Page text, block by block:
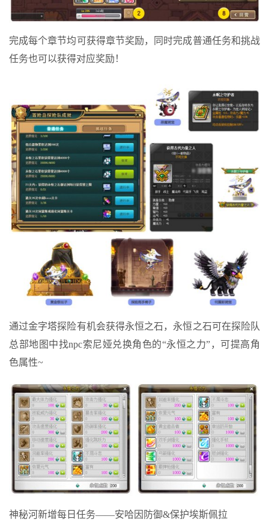
完成每个章节均可获得章节奖励，同时完成普通任务和挑战
任务也可以获得对应奖励！
通过金字塔探险有机会获得永恒之石，永恒之石可在探险队
总部地图中找npc索尼娅兑换角色的“永恒之力”，可提高角
色属性~
神秘河新增每日任务——安哈因防御&保护埃斯佩拉